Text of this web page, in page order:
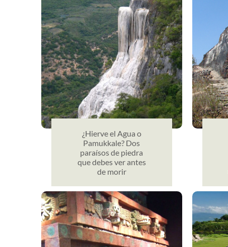
¿Hierve el Agua o
Pamukkale? Dos
paraísos de piedra
que debes ver antes
de morir